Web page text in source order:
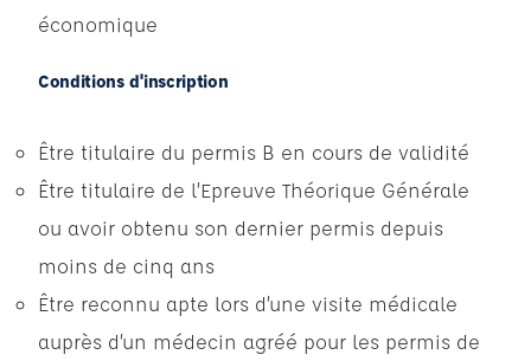
économique
Conditions d'inscription
Être titulaire du permis B en cours de validité
Être titulaire de l’Epreuve Théorique Générale
ou avoir obtenu son dernier permis depuis
moins de cinq ans
Être reconnu apte lors d’une visite médicale
auprès d’un médecin agréé pour les permis de